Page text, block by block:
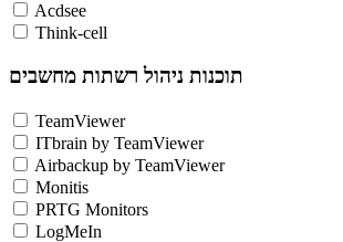
Acdsee
Think-cell
תוכנות ניהול רשתות מחשבים
TeamViewer
ITbrain by TeamViewer
Airbackup by TeamViewer
Monitis
PRTG Monitors
LogMeIn